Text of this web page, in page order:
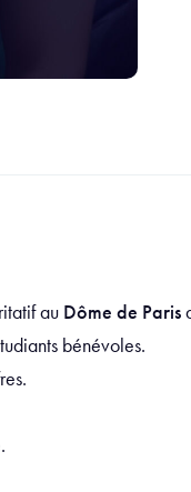
au Dôme de Paris
bénévoles.